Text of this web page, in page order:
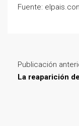
Fuente:
Publicación
La reaparición